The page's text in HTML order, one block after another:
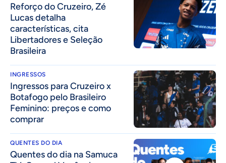
⁠Reforço do Cruzeiro, Zé
Lucas detalha
características, cita
Libertadores e Seleção
Brasileira
INGRESSOS
Ingressos para Cruzeiro x
Botafogo pelo Brasileiro
Feminino: preços e como
comprar
QUENTES DO DIA
Quentes do dia na Samuca